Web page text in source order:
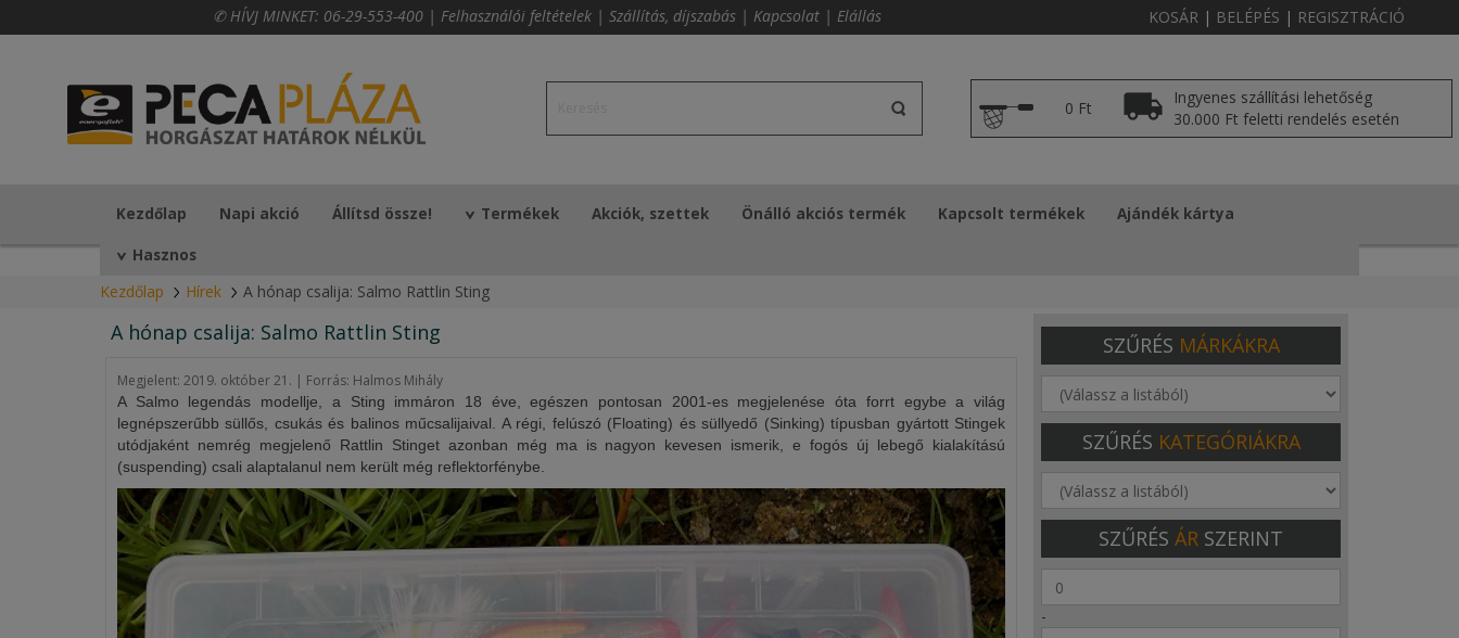
✆ HÍVJ MINKET: 06-29-553-400 | Felhasználói feltételek | Szállítás, díjszabás | Kapcsolat | Elállás KOSÁR | BELÉPÉS | REGISZTRÁCIÓ
0 Ft
Ingyenes szállítási lehetőség
30.000 Ft feletti rendelés esetén
Kezdőlap Napi akció Állítsd össze! Termékek Akciók, szettek Önálló akciós termék Kapcsolt termékek Ajándék kártya
Hasznos
Kezdőlap Hírek A hónap csalija: Salmo Rattlin Sting
A hónap csalija: Salmo Rattlin Sting
Megjelent: 2019. október 21. | Forrás: Halmos Mihály
A Salmo legendás modellje, a Sting immáron 18 éve, egészen pontosan 2001-es megjelenése óta forrt egybe a világ
legnépszerűbb süllős, csukás és balinos műcsalijaival. A régi, felúszó (Floating) és süllyedő (Sinking) típusban gyártott Stingek
utódjaként nemrég megjelenő Rattlin Stinget azonban még ma is nagyon kevesen ismerik, e fogós új lebegő kialakítású
(suspending) csali alaptalanul nem került még reflektorfénybe.
SZŰRÉS MÁRKÁKRA
SZŰRÉS KATEGÓRIÁKRA
SZŰRÉS ÁR SZERINT
-